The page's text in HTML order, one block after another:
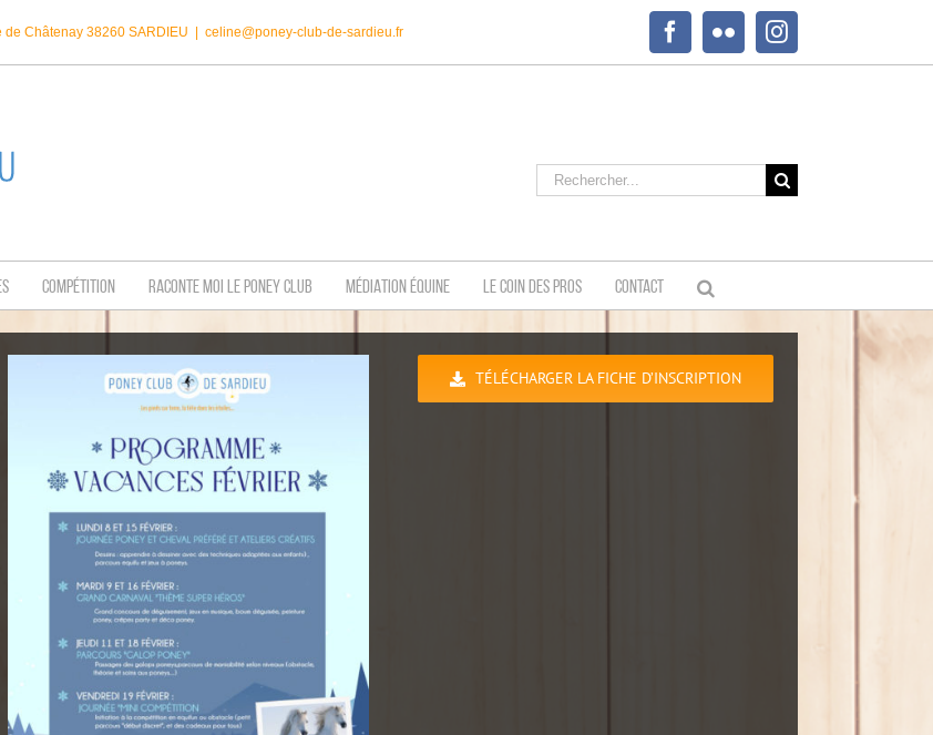
de Châtenay 38260 SARDIEU celine@poney-club-de-sardieu.fr FacebookFlickrInstagram
Rechercher:
COMPÉTITION RACONTE MOI LE PONEY CLUB MÉDIATION ÉQUINE LE COIN DES PROS CONTACT
TÉLÉCHARGER LA FICHE D’INSCRIPTION